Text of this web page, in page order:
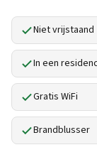
Niet vrijstaand
In een
Gratis WiFi
Brandblusser